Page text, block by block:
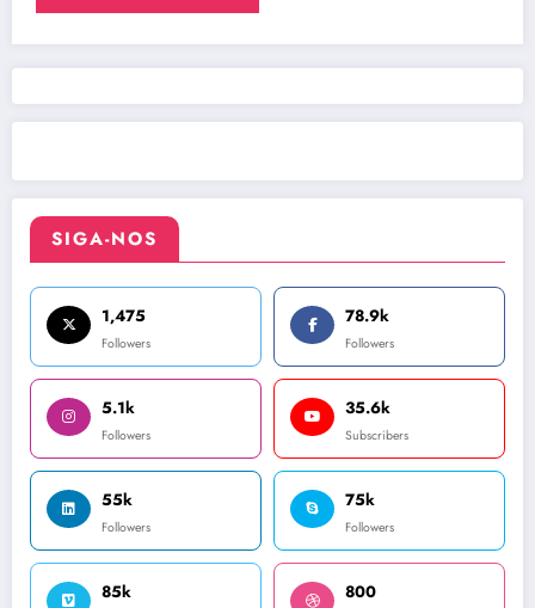
SIGA-NOS
1,475
Followers
78.9k
Followers
5.1k
Followers
35.6k
Subscribers
55k
Followers
75k
Followers
85k 800